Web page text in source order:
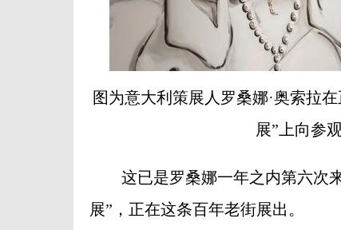
图为意大利策展人罗桑娜·奥索拉
展”上向参
这已是罗桑娜一年之内第六次来
展”，正在这条百年老街展出。